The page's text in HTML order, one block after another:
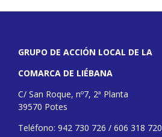
GRUPO DE ACCIÓN LOCAL DE LA
COMARCA DE LIÉBANA
C/ San Roque, nº7, 2ª Planta
39570 Potes
Teléfono: 942 730 726 / 606 318 720